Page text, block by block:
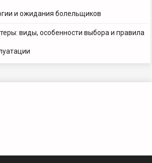
и ожидания болельщиков
виды, особенности выбора и правила